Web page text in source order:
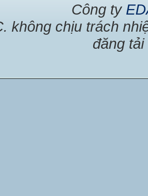
Công ty
không chịu trách
đăng